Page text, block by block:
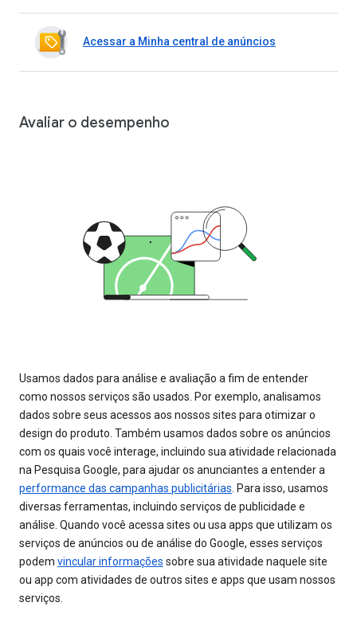
Acessar a Minha central de anúncios
Avaliar o desempenho
Usamos dados para análise e avaliação a fim de entender
como nossos serviços são usados. Por exemplo, analisamos
dados sobre seus acessos aos nossos sites para otimizar o
design do produto. Também usamos dados sobre os anúncios
com os quais você interage, incluindo sua atividade relacionada
na Pesquisa Google, para ajudar os anunciantes a entender a
performance das campanhas publicitárias . Para isso, usamos
diversas ferramentas, incluindo serviços de publicidade e
análise. Quando você acessa sites ou usa apps que utilizam os
serviços de anúncios ou de análise do Google, esses serviços
podem vincular informações sobre sua atividade naquele site
ou app com atividades de outros sites e apps que usam nossos
serviços.